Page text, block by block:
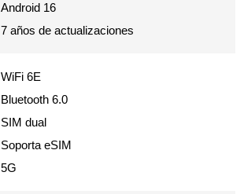
Android 16
7 años de actualizaciones
WiFi 6E
Bluetooth 6.0
SIM dual
Soporta eSIM
5G